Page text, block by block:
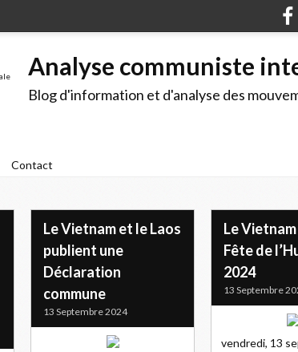
Analyse communiste
Blog d'information et d'analyse des
Contact
Le Vietnam et le Laos
publient une
Déclaration
commune
13 Septembre 2024
Le
Fête de
2024
13 Septembre
vendredi, 13